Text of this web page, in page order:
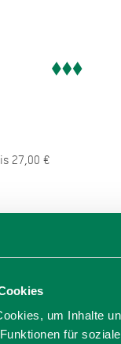
um Inhalte
für
27,00 €
€